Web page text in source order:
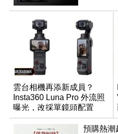
雲台相機再添新成員？
Insta360 Luna Pro 外流照
曝光，改採單鏡頭配置
預購熱潮